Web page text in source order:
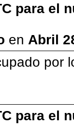
para el
en Abril
por
para el